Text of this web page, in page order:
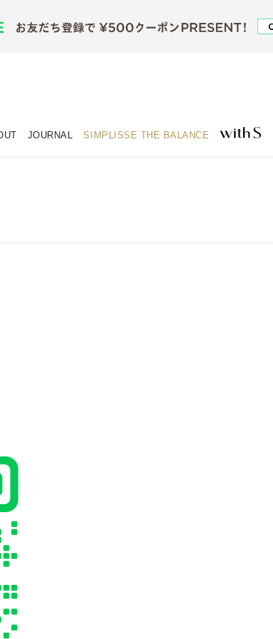
JOURNAL SIMPLISSE THE BALANCE